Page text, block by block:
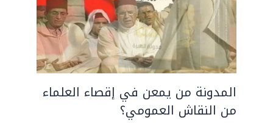
المدونة من يمعن في إقصاء العلماء
من النقاش العمومي؟